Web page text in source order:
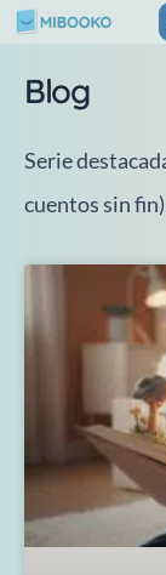
contenido
Blog
Serie
cuentos sin